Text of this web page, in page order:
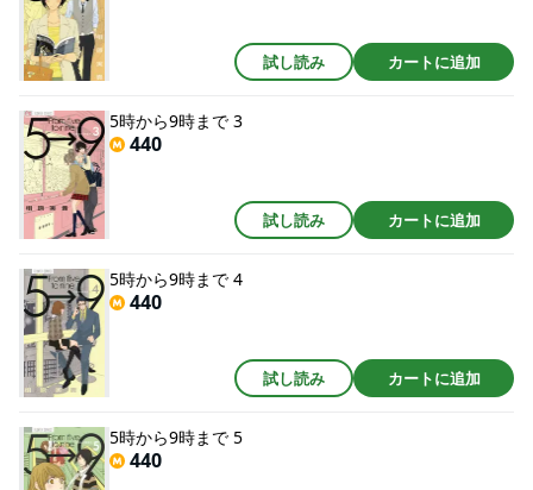
試し読み カートに追加
5時から9時まで 3
440
試し読み カートに追加
5時から9時まで 4
440
試し読み カートに追加
5時から9時まで 5
440